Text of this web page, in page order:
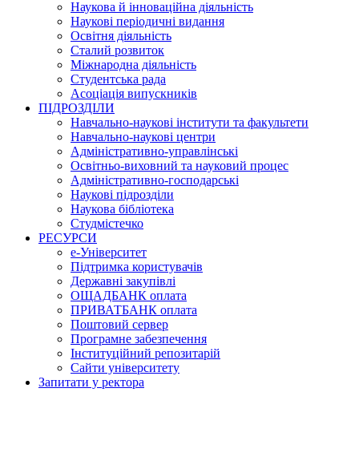
Наукова й інноваційна діяльність
Наукові періодичні видання
Освітня діяльність
Сталий розвиток
Міжнародна діяльність
Студентська рада
Асоціація випускників
ПІДРОЗДІЛИ
Навчально-наукові інститути та факультети
Навчально-наукові центри
Адміністративно-управлінські
Освітньо-виховний та науковий процес
Адміністративно-господарські
Наукові підрозділи
Наукова бібліотека
Студмістечко
РЕСУРСИ
е-Університет
Підтримка користувачів
Державні закупівлі
ОЩАДБАНК оплата
ПРИВАТБАНК оплата
Поштовий сервер
Програмне забезпечення
Інституційний репозитарій
Сайти університету
Запитати у ректора